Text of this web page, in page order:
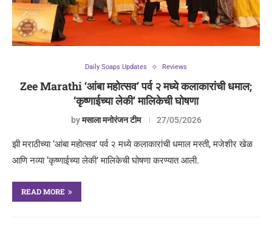
Daily Soaps Updates Reviews
Zee Marathi ‘आंबा महोत्सव’ पर्व २ मध्ये कलाकारांची धमाल;
‘कृष्णाईच्या लेकी’ मालिकेची घोषणा
byमसाला मनोरंजन टीम 27/05/2026
झी मराठीच्या ‘आंबा महोत्सव’ पर्व २ मध्ये कलाकारांची धमाल मस्ती, मजेशीर खेळ
आणि नव्या ‘कृष्णाईच्या लेकी’ मालिकेची घोषणा करण्यात आली.
READ MORE